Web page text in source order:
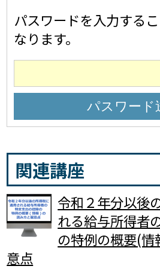
パスワードを入力する
なります。
関連講座
令和２年分以後
れる給与所得者
の特例の概要(
意点